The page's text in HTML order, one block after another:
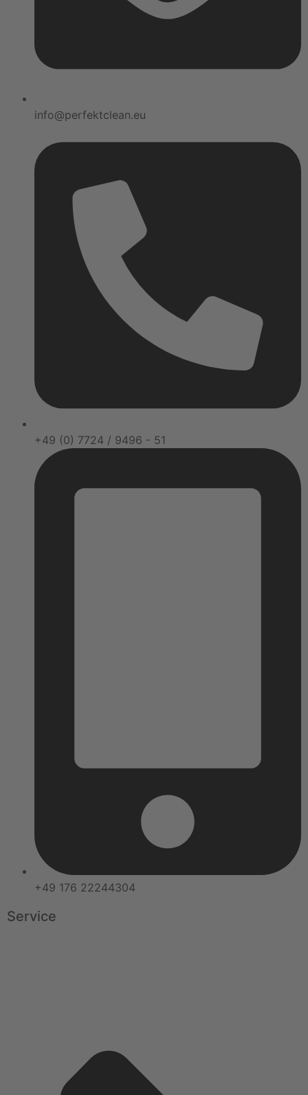
info@perfektclean.eu
+49 (0) 7724 / 9496 - 51
+49 176 22244304
Service